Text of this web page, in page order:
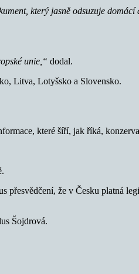
který jasně odsuzuje
unie,“ dodal.
Litva, Lotyšsko a Slovensko.
které šíří, jak říká,
že v Česku platná
Šojdrová.